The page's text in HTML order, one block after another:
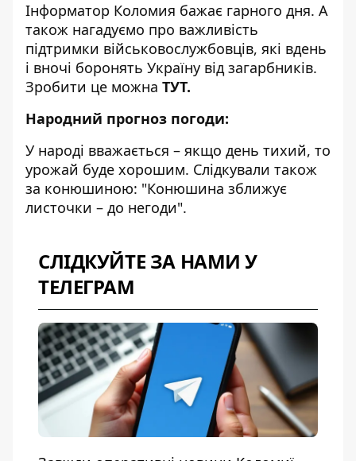
Інформатор Коломия бажає гарного дня. А
також нагадуємо про важливість
підтримки військовослужбовців, які вдень
і вночі боронять Україну від загарбників.
Зробити це можна ТУТ.
Народний прогноз погоди:
У народі вважається – якщо день тихий, то
урожай буде хорошим. Слідкували також
за конюшиною: "Конюшина зближує
листочки – до негоди".
СЛІДКУЙТЕ ЗА НАМИ У
ТЕЛЕГРАМ